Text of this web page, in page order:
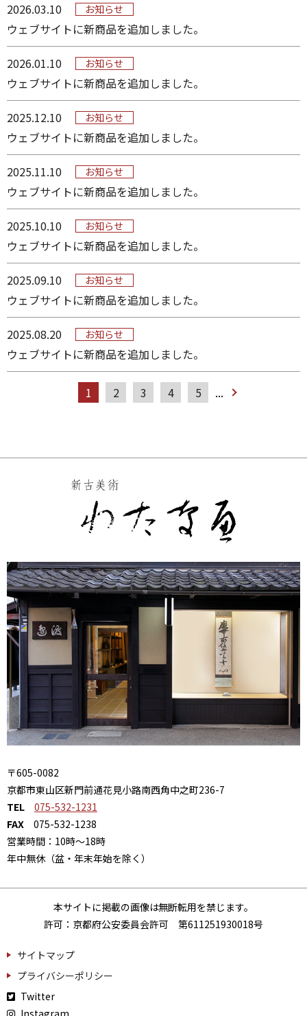
2026.03.10 お知らせ
ウェブサイトに新商品を追加しました。
2026.01.10 お知らせ
ウェブサイトに新商品を追加しました。
2025.12.10 お知らせ
ウェブサイトに新商品を追加しました。
2025.11.10 お知らせ
ウェブサイトに新商品を追加しました。
2025.10.10 お知らせ
ウェブサイトに新商品を追加しました。
2025.09.10 お知らせ
ウェブサイトに新商品を追加しました。
2025.08.20 お知らせ
ウェブサイトに新商品を追加しました。
1 2 3 4 5 ... »
〒605-0082
京都市東山区新門前通花見小路南西角中之町236-7
TEL
075-532-1231
FAX075-532-1238
営業時間：10時～18時
年中無休（盆・年末年始を除く）
本サイトに掲載の画像は無断転用を禁じます。
許可：京都府公安委員会許可 第611251930018号
サイトマップ
プライバシーポリシー
Twitter
Instagram